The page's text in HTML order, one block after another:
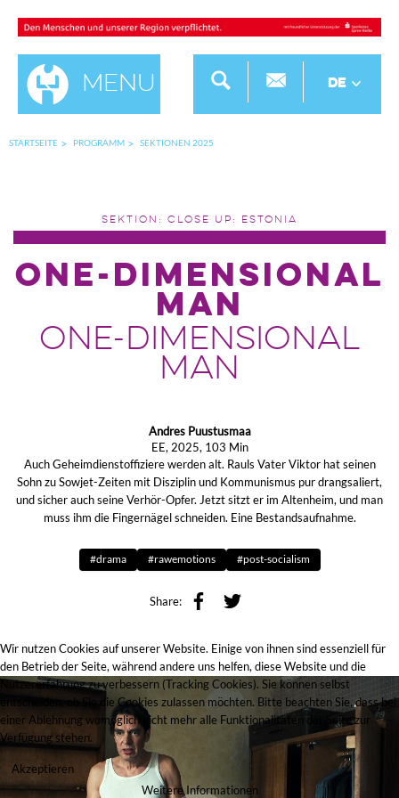
Menu DE
STARTSEITE PROGRAMM SEKTIONEN 2025
SEKTION: CLOSE UP: ESTONIA
ONE-DIMENSIONAL
MAN
ONE-DIMENSIONAL
MAN
Andres Puustusmaa
EE, 2025, 103 Min
Auch Geheimdienstoffiziere werden alt. Rauls Vater Viktor hat seinen
Sohn zu Sowjet-Zeiten mit Disziplin und Kommunismus pur drangsaliert,
und sicher auch seine Verhör-Opfer. Jetzt sitzt er im Altenheim, und man
muss ihm die Fingernägel schneiden. Eine Bestandsaufnahme.
#drama #rawemotions #post-socialism
Share:
Wir nutzen Cookies auf unserer Website. Einige von ihnen sind essenziell für
den Betrieb der Seite, während andere uns helfen, diese Website und die
Nutzererfahrung zu verbessern (Tracking Cookies). Sie können selbst
entscheiden, ob Sie die Cookies zulassen möchten. Bitte beachten Sie, dass bei
einer Ablehnung womöglich nicht mehr alle Funktionalitäten der Seite zur
Verfügung stehen.
Akzeptieren
Weitere Informationen